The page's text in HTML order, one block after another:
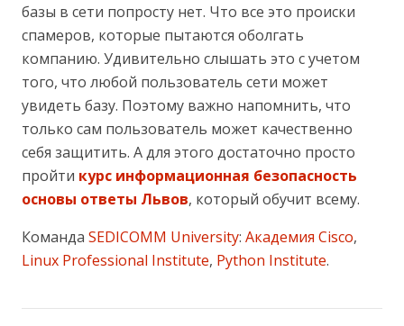
базы в сети попросту нет. Что все это происки
спамеров, которые пытаются оболгать
компанию. Удивительно слышать это с учетом
того, что любой пользователь сети может
увидеть базу. Поэтому важно напомнить, что
только сам пользователь может качественно
себя защитить. А для этого достаточно просто
пройти курс информационная безопасность
основы ответы Львов, который обучит всему.
Команда SEDICOMM University: Академия Cisco,
Linux Professional Institute, Python Institute.